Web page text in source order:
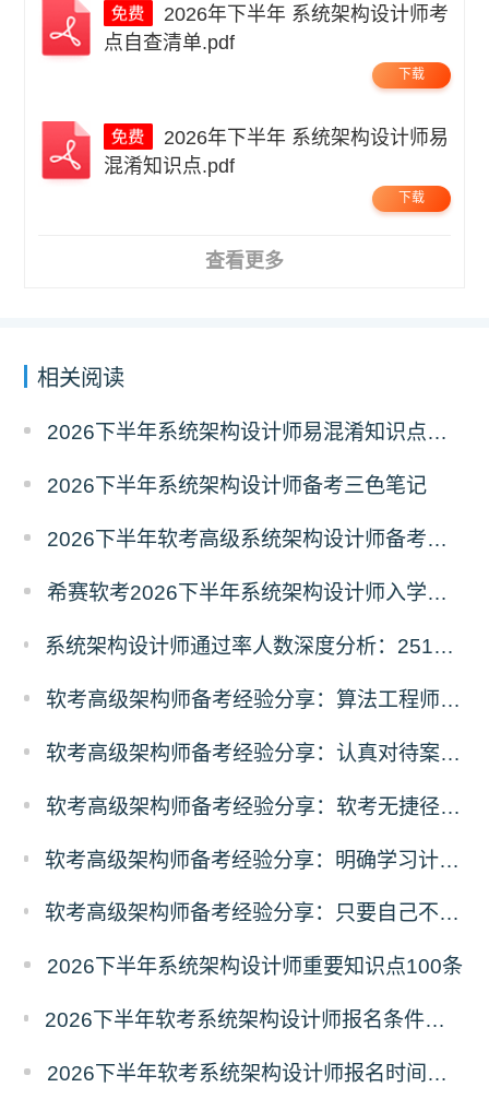
点自查清单.pdf
下载
混淆知识点.pdf
下载
查看更多
相关阅读
2026下半年系统架构设计师易混淆知识点资料
2026下半年系统架构设计师备考三色笔记
2026下半年软考高级系统架构设计师备考经典100题
希赛软考2026下半年系统架构设计师入学摸底测试卷
系统架构设计师通过率人数深度分析：2511vs2605考期各地数据对比
软考高级架构师备考经验分享：算法工程师的架构设计师学习经历
软考高级架构师备考经验分享：认真对待案例，重视AI技术
软考高级架构师备考经验分享：软考无捷径，功到自然成
软考高级架构师备考经验分享：明确学习计划，有序分配精力，坚持终会成功
软考高级架构师备考经验分享：只要自己不认输，那失败的概率就是0
2026下半年系统架构设计师重要知识点100条
2026下半年软考系统架构设计师报名条件有哪些？需要准备什么材料？
2026下半年软考系统架构设计师报名时间及条件